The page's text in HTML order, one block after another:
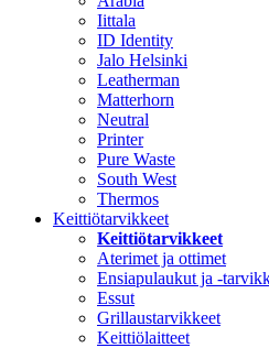
Iittala
ID Identity
Jalo Helsinki
Leatherman
Matterhorn
Neutral
Printer
Pure Waste
South West
Thermos
Keittiötarvikkeet
Keittiötarvikkeet
Aterimet ja ottimet
Ensiapulaukut ja -
Essut
Grillaustarvikkeet
Keittiölaitteet